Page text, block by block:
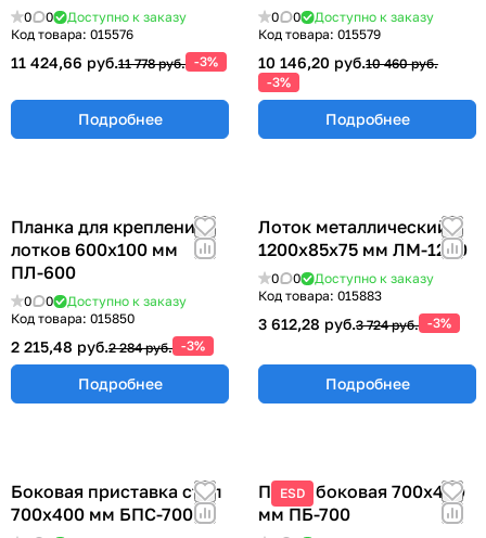
0 0
Доступно к заказу
Код товара: 015576
11 424,66 руб.11 778 руб. -3%
Подробнее
0 0
Доступно к заказу
Код товара: 015579
10 146,20 руб.10 460 руб.
-3%
Подробнее
Планка для крепления
лотков 600х100 мм
ПЛ-600
0 0
Доступно к заказу
Код товара: 015850
2 215,48 руб.2 284 руб. -3%
Подробнее
Лоток металлический
1200х85х75 мм ЛМ-1200
0 0
Доступно к заказу
Код товара: 015883
3 612,28 руб.3 724 руб. -3%
Подробнее
Боковая приставка стол
700х400 мм БПС-700
ESD
Полка боковая 700х400
мм ПБ-700